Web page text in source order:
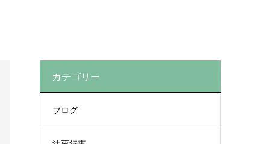
カテゴリー
ブログ